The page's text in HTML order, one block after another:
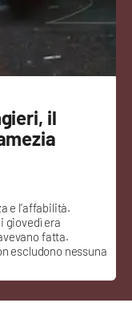
il
e l’affabilità.
giovedì era
fatta.
escludono nessuna